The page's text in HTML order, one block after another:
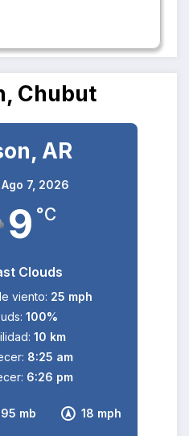
Chubut
AR
Ago 7, 2026
9 °C
Clouds
mb 18 mph
viento: 25 mph
100%
10 km
8:25 am
6:26 pm